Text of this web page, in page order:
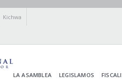
Kichwa
LA ASAMBLEA LEGISLAMOS